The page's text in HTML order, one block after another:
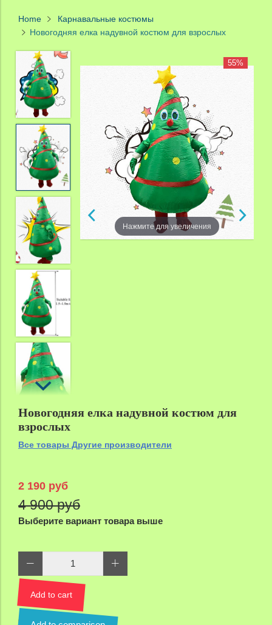
Home
Карнавальные костюмы
Новогодняя елка надувной костюм для взрослых
55%
Нажмите для увеличения
Новогодняя елка надувной костюм для
взрослых
Все товары Другие производители
2 190 руб
4 900 руб
Выберите вариант товара выше
Add to cart